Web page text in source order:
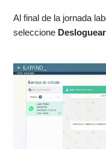
Al final de la jornada
seleccione Desloguear